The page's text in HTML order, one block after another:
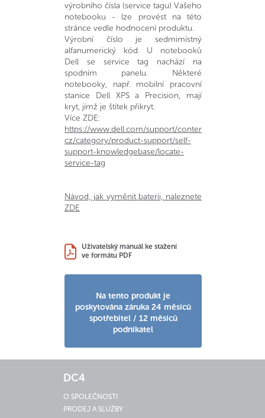
výrobního čísla (service tagu) Vašeho
notebooku - lze provést na této
stránce vedle hodnocení produktu.
Výrobní číslo je sedmimístný
alfanumerický kód. U notebooků
Dell se service tag nachází na
spodním panelu. Některé
notebooky, např. mobilní pracovní
stanice Dell XPS a Precision, mají
kryt, jímž je štítek přikryt.
Více ZDE:
https://www.dell.com/support/contents/cs-
cz/category/product-support/self-
support-knowledgebase/locate-
service-tag
Návod, jak vyměnit baterii, naleznete
ZDE
Uživatelský manuál ke stažení
ve formátu PDF
Na tento produkt je
poskytována záruka 24 měsíců
spotřebitel / 12 měsíců
podnikatel
DC4
O SPOLEČNOSTI
PRODEJ A SLUŽBY